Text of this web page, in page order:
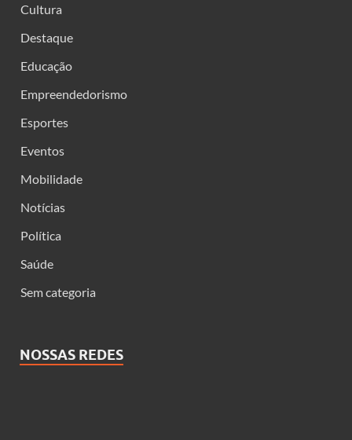
Cultura
Destaque
Educação
Empreendedorismo
Esportes
Eventos
Mobilidade
Notícias
Política
Saúde
Sem categoria
NOSSAS REDES